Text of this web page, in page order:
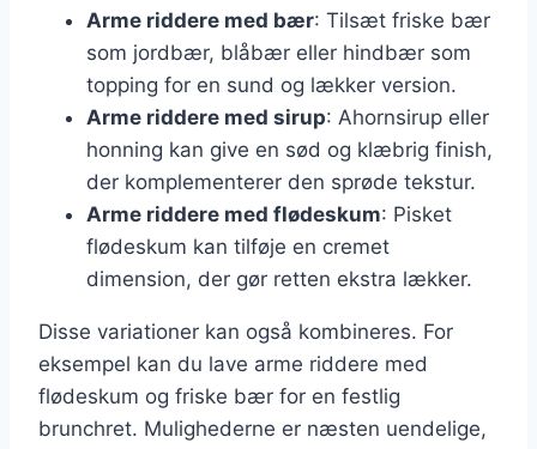
Arme riddere med bær: Tilsæt friske bær
som jordbær, blåbær eller hindbær som
topping for en sund og lækker version.
Arme riddere med sirup: Ahornsirup eller
honning kan give en sød og klæbrig finish,
der komplementerer den sprøde tekstur.
Arme riddere med flødeskum: Pisket
flødeskum kan tilføje en cremet
dimension, der gør retten ekstra lækker.
Disse variationer kan også kombineres. For
eksempel kan du lave arme riddere med
flødeskum og friske bær for en festlig
brunchret. Mulighederne er næsten uendelige,